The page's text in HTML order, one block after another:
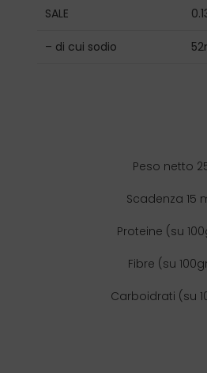
SALE
– di cui sodio
Peso netto
Scadenza 15
Proteine (su
Fibre (su
Carboidrati (su